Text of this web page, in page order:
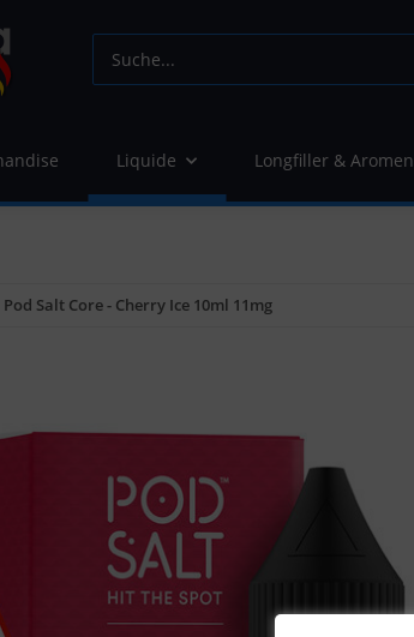
Liquide Longfiller & Aromen
Pod Salt Core - Cherry Ice 10ml 11mg